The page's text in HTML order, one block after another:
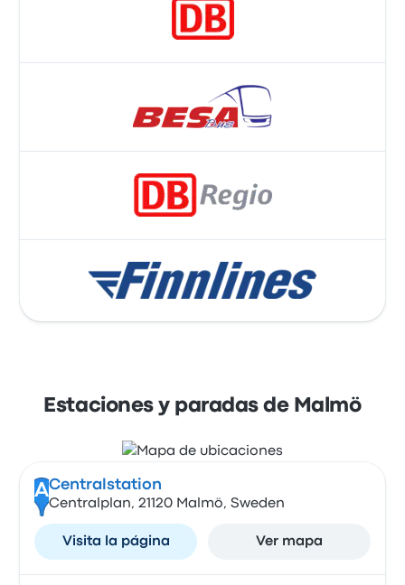
Estaciones y paradas de Malmö
ACentralstation
Centralplan, 21120 Malmö, Sweden
Visita la página Ver mapa